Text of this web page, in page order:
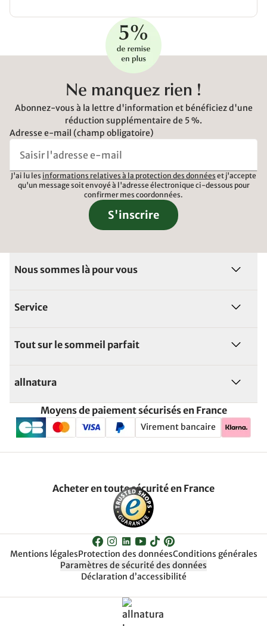
Ne manquez rien !
Abonnez-vous à la lettre d'information et bénéficiez d'une
réduction supplémentaire de 5 %.
Adresse e-mail (champ obligatoire)
J'ai lu les informations relatives à la protection des données et j'accepte
qu'un message soit envoyé à l'adresse électronique ci-dessous pour
confirmer mes coordonnées.
S'inscrire
Nous sommes là pour vous
Service
Tout sur le sommeil parfait
allnatura
Moyens de paiement sécurisés en France
Virement bancaire
Acheter en toute sécurité en France
Mentions légalesProtection des donnéesConditions générales
Paramètres de sécurité des données
Déclaration d’accessibilité